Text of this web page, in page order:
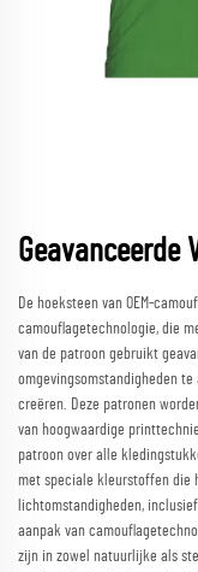
Geavanceerde
De hoeksteen van OEM-
camouflagetechnologie, die
van de patroon gebruikt
omgevingsomstandigheden
creëren. Deze patronen
van hoogwaardige
patroon over alle
met speciale kleurstoffen die
lichtomstandigheden,
aanpak van
zijn in zowel natuurlijke als